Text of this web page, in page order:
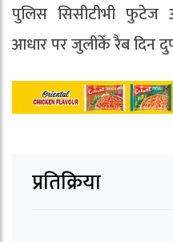
पुलिस सिसीटीभी
आधार पर जुलीकेँ रैब दिन
प्रतिक्रिया